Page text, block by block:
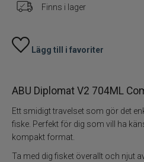
Vinterfiske
Trolling
Specimenfiske
Finns i lager
Lägg till i favoriter
ABU Diplomat V2 704ML
Ett smidigt travelset som gör det
fiske. Perfekt för dig som vill ha
kompakt format.
Ta med dig fisket överallt och njut